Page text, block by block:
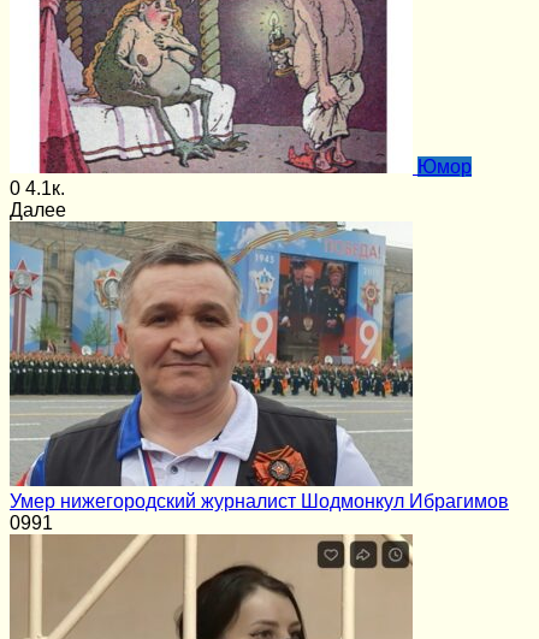
Юмор
0 4.1к.
Далее
Умер нижегородский журналист Шодмонкул Ибрагимов
0991